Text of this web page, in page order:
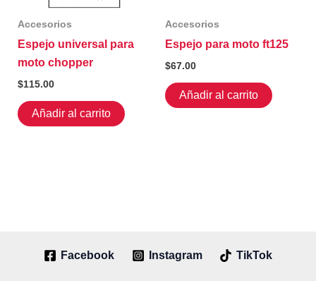
página
producto
Accesorios
Espejo universal para
moto chopper
$115.00
Añadir al carrito
Accesorios
Espejo para moto ft125
$67.00
Añadir al carrito
Facebook Instagram TikTok